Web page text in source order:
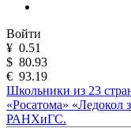
Войти
¥ 0.51
$ 80.93
€ 93.19
Школьники из 23
«Росатома»
РАНХиГС.